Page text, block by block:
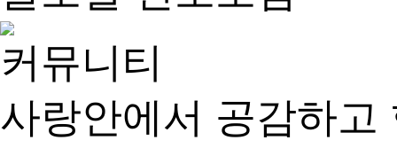
커뮤니티
사랑안에서 공감하고